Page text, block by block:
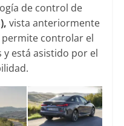
de control de
vista anteriormente
permite controlar el
está asistido por el